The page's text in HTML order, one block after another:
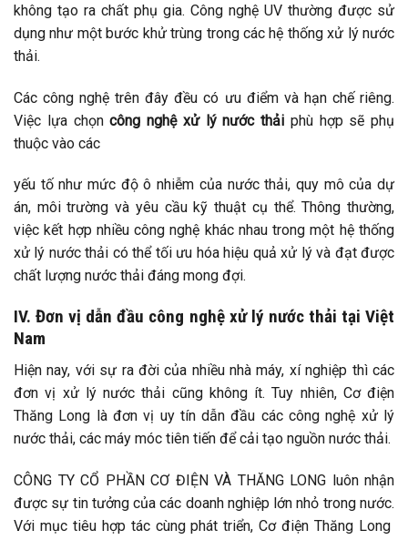
không tạo ra chất phụ gia. Công nghệ UV thường được sử
dụng như một bước khử trùng trong các hệ thống xử lý nước
thải.
Các công nghệ trên đây đều có ưu điểm và hạn chế riêng.
Việc lựa chọncông nghệ xử lý nước thải phù hợp sẽ phụ
thuộc vào các
yếu tố như mức độ ô nhiễm của nước thải, quy mô của dự
án, môi trường và yêu cầu kỹ thuật cụ thể. Thông thường,
việc kết hợp nhiều công nghệ khác nhau trong một hệ thống
xử lý nước thải có thể tối ưu hóa hiệu quả xử lý và đạt được
chất lượng nước thải đáng mong đợi.
IV. Đơn vị dẫn đầu công nghệ xử lý nước thải tại Việt
Nam
Hiện nay, với sự ra đời của nhiều nhà máy, xí nghiệp thì các
đơn vị xử lý nước thải cũng không ít. Tuy nhiên, Cơ điện
Thăng Long là đơn vị uy tín dẫn đầu các công nghệ xử lý
nước thải, các máy móc tiên tiến để cải tạo nguồn nước thải.
CÔNG TY CỔ PHẦN CƠ ĐIỆN VÀ THĂNG LONG luôn nhận
được sự tin tưởng của các doanh nghiệp lớn nhỏ trong nước.
Với mục tiêu hợp tác cùng phát triển, Cơ điện Thăng Long